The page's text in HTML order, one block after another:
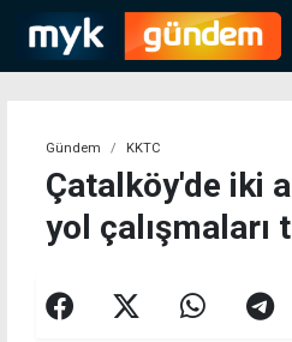
Gündem KKTC
Çatalköy'de iki
yol çalışmaları